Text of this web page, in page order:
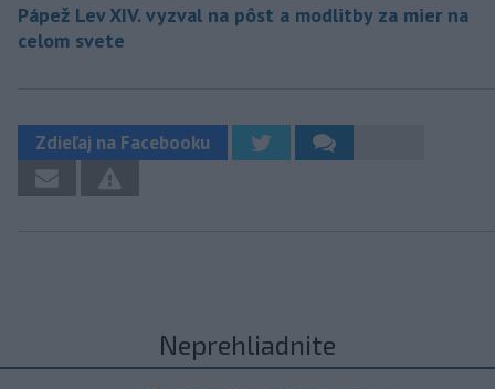
Pápež Lev XIV. vyzval na pôst a modlitby za mier na
celom svete
Zdieľaj na Facebooku
Neprehliadnite